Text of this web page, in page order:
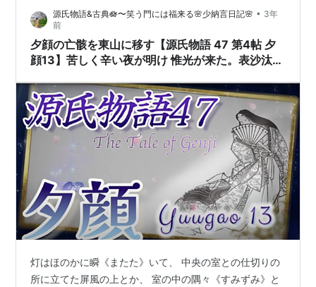
しみになった。 参列していた人々も同情の禁ぜられない
中宮のお立場と、 この寂しい結末の場を拝して泣く者が
多かった。 …
源氏物語&古典🪷〜笑う門には福来る🌸少納言日記🌸 • 3年
前
夕顔の亡骸を東山に移す【源氏物語 47 第4帖 夕
顔13】苦しく辛い夜が明け 惟光が来た。表沙汰に
嘆き悲しむ
灯はほのかに瞬《またた》いて、 中央の室との仕切りの
所に立てた屏風の上とか、 室の中の隅々《すみずみ》と